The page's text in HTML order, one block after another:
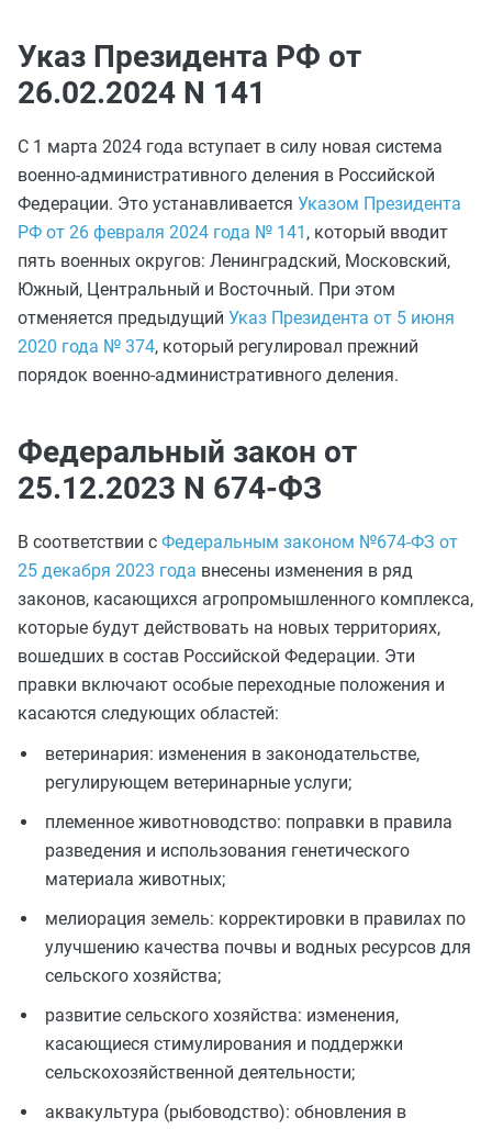
Указ Президента РФ от
26.02.2024 N 141
С 1 марта 2024 года вступает в силу новая система
военно-административного деления в Российской
Федерации. Это устанавливается Указом Президента
РФ от 26 февраля 2024 года № 141 , который вводит
пять военных округов: Ленинградский, Московский,
Южный, Центральный и Восточный. При этом
отменяется предыдущий Указ Президента от 5 июня
2020 года № 374, который регулировал прежний
порядок военно-административного деления.
Федеральный закон от
25.12.2023 N 674-ФЗ
В соответствии с Федеральным законом №674-ФЗ от
25 декабря 2023 года внесены изменения в ряд
законов, касающихся агропромышленного комплекса,
которые будут действовать на новых территориях,
вошедших в состав Российской Федерации. Эти
правки включают особые переходные положения и
касаются следующих областей:
ветеринария: изменения в законодательстве,
регулирующем ветеринарные услуги;
племенное животноводство: поправки в правила
разведения и использования генетического
материала животных;
мелиорация земель: корректировки в правилах по
улучшению качества почвы и водных ресурсов для
сельского хозяйства;
развитие сельского хозяйства: изменения,
касающиеся стимулирования и поддержки
сельскохозяйственной деятельности;
аквакультура (рыбоводство): обновления в